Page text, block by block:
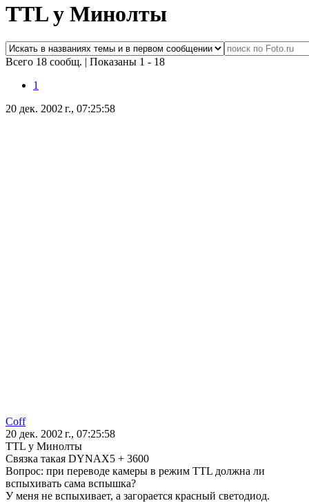
TTL у Минолты
Всего 18 сообщ. | Показаны 1 - 18
1
20 дек. 2002 г., 07:25:58
Coff
20 дек. 2002 г., 07:25:58
TTL у Минолты
Связка такая DYNAX5 + 3600
Вопрос: при переводе камеры в режим TTL должна ли
вспыхивать сама вспышка?
У меня не вспыхивает, а загорается красный светодиод.